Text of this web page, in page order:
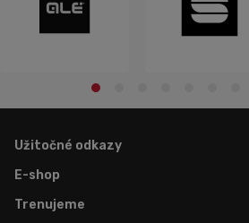
Užitočné odkazy
E-shop
Trenujeme